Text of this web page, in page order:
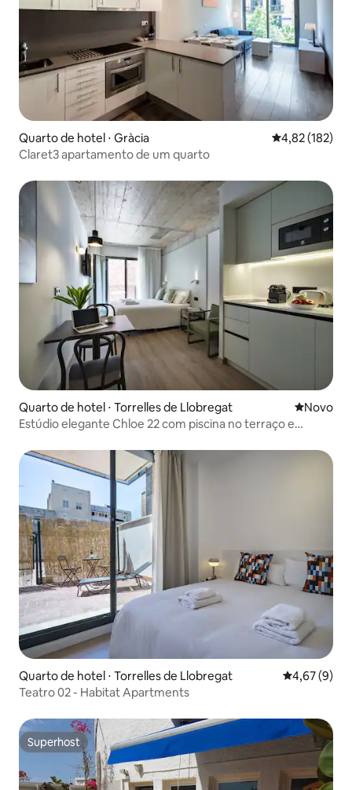
Quarto de hotel ⋅ Gràcia 4,82 de uma
4,82 (182)
Claret3 apartamento de um quarto
Quarto de hotel ⋅ Torrelles de Llobregat Novo
Novo
Estúdio elegante Chloe 22 com piscina no terraço e
Quarto de hotel ⋅ Torrelles de Llobregat 4,67 de uma
4,67 (9)
Teatro 02 - Habitat Apartments
Superhost
Superhost